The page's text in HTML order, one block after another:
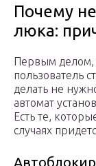
Почему
люка:
Первым делом,
пользователь
делать не
автомат
Есть те,
случаях